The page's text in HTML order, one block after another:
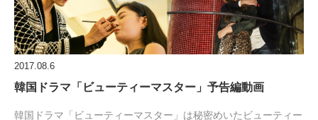
2017.08.6
韓国ドラマ「ビューティーマスター」予告編動画
韓国ドラマ「ビューティーマスター」は秘密めいたビューティー